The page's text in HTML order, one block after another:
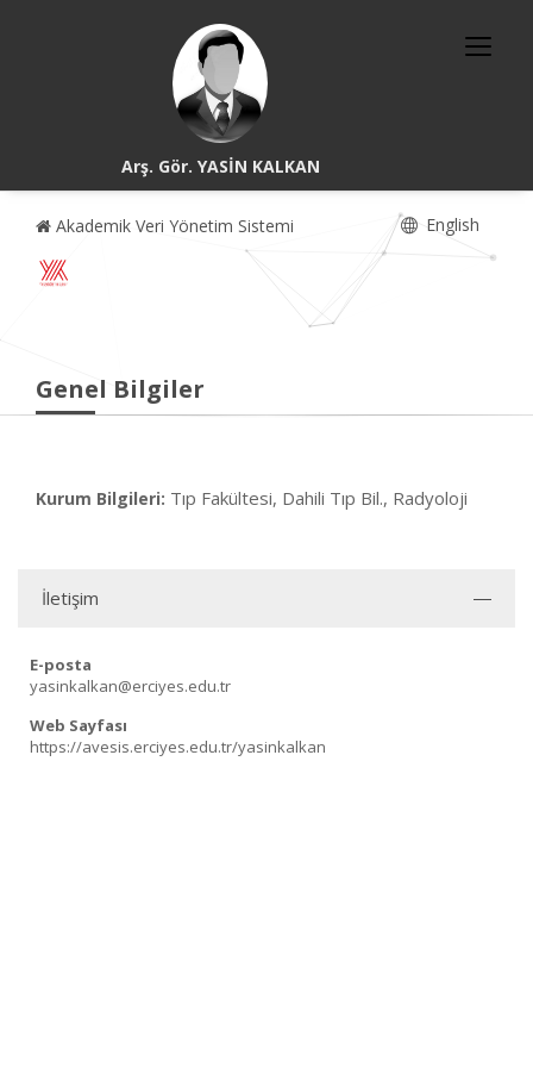
Arş. Gör. YASİN KALKAN
Akademik Veri Yönetim Sistemi English
Genel Bilgiler
Kurum Bilgileri: Tıp Fakültesi, Dahili Tıp Bil., Radyoloji
İletişim
E-posta
yasinkalkan@erciyes.edu.tr
Web Sayfası
https://avesis.erciyes.edu.tr/yasinkalkan